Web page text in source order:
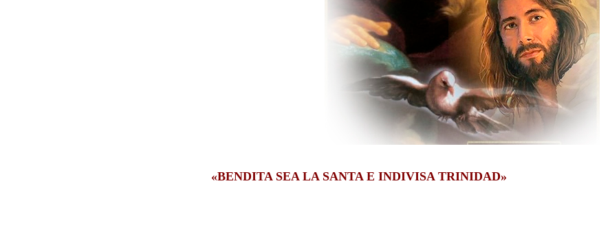
«BENDITA SEA LA SANTA E INDIVISA TRINIDAD»